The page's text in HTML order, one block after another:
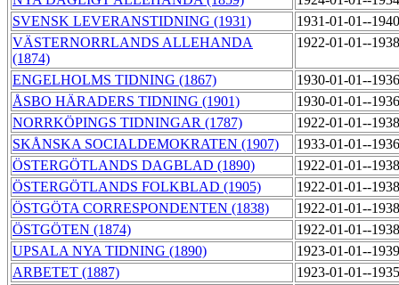
SVENSK LEVERANSTIDNING (1931)
1931-01-01--
VÄSTERNORRLANDS ALLEHANDA
(1874)
1922-01-01--
ENGELHOLMS TIDNING (1867)
1930-01-01--
ÅSBO HÄRADERS TIDNING (1901)
1930-01-01--
NORRKÖPINGS TIDNINGAR (1787)
1922-01-01--
SKÅNSKA SOCIALDEMOKRATEN (1907)
1933-01-01--
ÖSTERGÖTLANDS DAGBLAD (1890)
1922-01-01--
ÖSTERGÖTLANDS FOLKBLAD (1905)
1922-01-01--
ÖSTGÖTA CORRESPONDENTEN (1838)
1922-01-01--
ÖSTGÖTEN (1874)
1922-01-01--
UPSALA NYA TIDNING (1890)
1923-01-01--
ARBETET (1887)
1923-01-01--